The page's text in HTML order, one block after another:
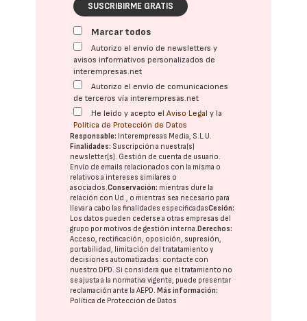
SUSCRIBIRME GRATIS
Marcar todos
Autorizo el envío de newsletters y
avisos informativos personalizados de
interempresas.net
Autorizo el envío de comunicaciones
de terceros vía interempresas.net
He leído y acepto elAviso Legal y la
Política de Protección de Datos
Responsable: Interempresas Media, S.L.U.
Finalidades: Suscripción a nuestra(s)
newsletter(s). Gestión de cuenta de usuario.
Envío de emails relacionados con la misma o
relativos a intereses similares o
asociados.Conservación: mientras dure la
relación con Ud., o mientras sea necesario para
llevar a cabo las finalidades especificadasCesión:
Los datos pueden cederse a otras empresas del
grupo por motivos de gestión interna. Derechos:
Acceso, rectificación, oposición, supresión,
portabilidad, limitación del tratatamiento y
decisiones automatizadas: contacte con
nuestro DPD. Si considera que el tratamiento no
se ajusta a la normativa vigente, puede presentar
reclamación ante laAEPD. Más información:
Política de Protección de Datos